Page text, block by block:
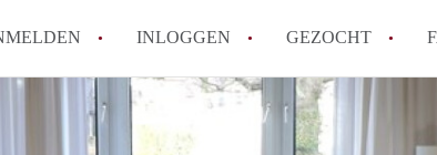
INLOGGEN GEZOCHT
How to translate